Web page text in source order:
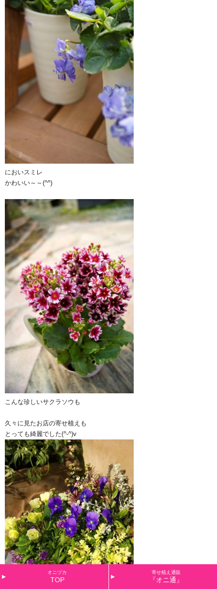
においスミレ
かわいい～～(^^)
こんな珍しいサクラソウも
久々に見たお店の寄せ植えも
とっても綺麗でした(^-^)v
オニヅカ
TOP
寄せ植え通販
『オニ通』